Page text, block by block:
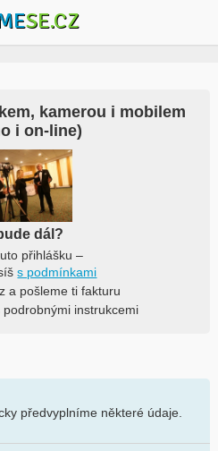
SE.CZ
kamerou i mobilem
i on-line)
dál?
přihlášku –
s podmínkami
a pošleme ti fakturu
instrukcemi
předvyplníme některé údaje.